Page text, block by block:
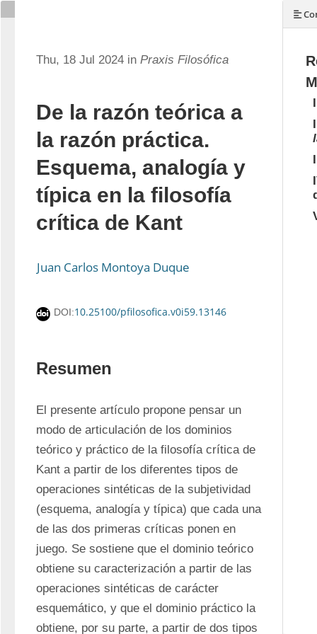
Thu, 18 Jul 2024 in Praxis Filosófica
De la razón teórica a
la razón práctica.
Esquema, analogía y
típica en la filosofía
crítica de Kant
Juan Carlos Montoya Duque
DOI:10.25100/pfilosofica.v0i59.13146
Resumen
El presente artículo propone pensar un
modo de articulación de los dominios
teórico y práctico de la filosofía crítica de
Kant a partir de los diferentes tipos de
operaciones sintéticas de la subjetividad
(esquema, analogía y típica) que cada una
de las dos primeras críticas ponen en
juego. Se sostiene que el dominio teórico
obtiene su caracterización a partir de las
operaciones sintéticas de carácter
esquemático, y que el dominio práctico la
obtiene, por su parte, a partir de dos tipos